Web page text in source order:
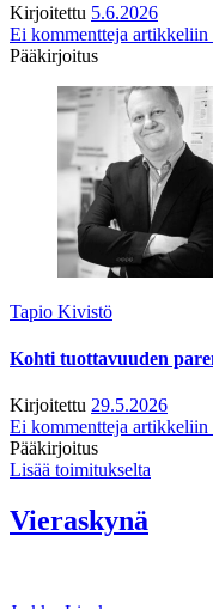
Kirjoitettu 5.6.2026
Ei kommentteja artikkeliin
Pääkirjoitus
Tapio Kivistö
Kohti tuottavuuden
Kirjoitettu 29.5.2026
Ei kommentteja artikkeliin
Pääkirjoitus
Lisää toimitukselta
Vieraskynä